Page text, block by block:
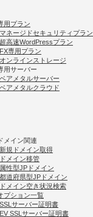
用プラン
マネージドセキュリティプラン
超高速WordPressプラン
FX専用プラン
オンラインストレージ
用サーバー
ベアメタルサーバー
ベアメタルクラウド
メイン関連
新規ドメイン取得
ドメイン移管
属性型JPドメイン
都道府県型JPドメイン
ドメイン空き状況検索
プション一覧
SSLサーバー証明書
EV SSLサーバー証明書